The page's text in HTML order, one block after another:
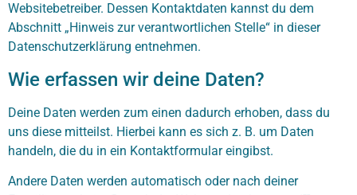
Websitebetreiber. Dessen Kontaktdaten kannst du dem
Abschnitt „Hinweis zur verantwortlichen Stelle“ in dieser
Datenschutzerklärung entnehmen.
Wie erfassen wir deine Daten?
Deine Daten werden zum einen dadurch erhoben, dass du
uns diese mitteilst. Hierbei kann es sich z. B. um Daten
handeln, die du in ein Kontaktformular eingibst.
Andere Daten werden automatisch oder nach deiner